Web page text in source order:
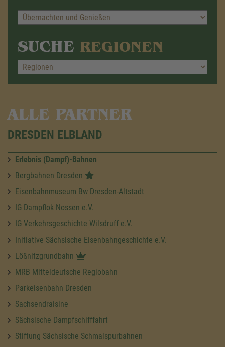
SUCHE REGIONEN
ALLE PARTNER
DRESDEN ELBLAND
Erlebnis (Dampf)-Bahnen
Bergbahnen Dresden
Eisenbahnmuseum Bw Dresden-Altstadt
IG Dampflok Nossen e.V.
IG Verkehrsgeschichte Wilsdruff e.V.
Initiative Sächsische Eisenbahngeschichte e.V.
Lößnitzgrundbahn
MRB Mitteldeutsche Regiobahn
Parkeisenbahn Dresden
Sachsendraisine
Sächsische Dampfschifffahrt
Stiftung Sächsische Schmalspurbahnen